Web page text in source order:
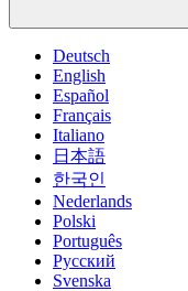
Deutsch
English
Español
Français
Italiano
日本語
한국인
Nederlands
Polski
Português
Pусский
Svenska